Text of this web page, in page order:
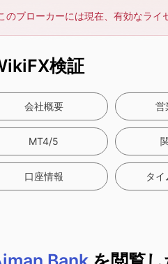
のブローカーには現在、有効なライ
検証
会社概要 営
MT4/5
口座情報 タ